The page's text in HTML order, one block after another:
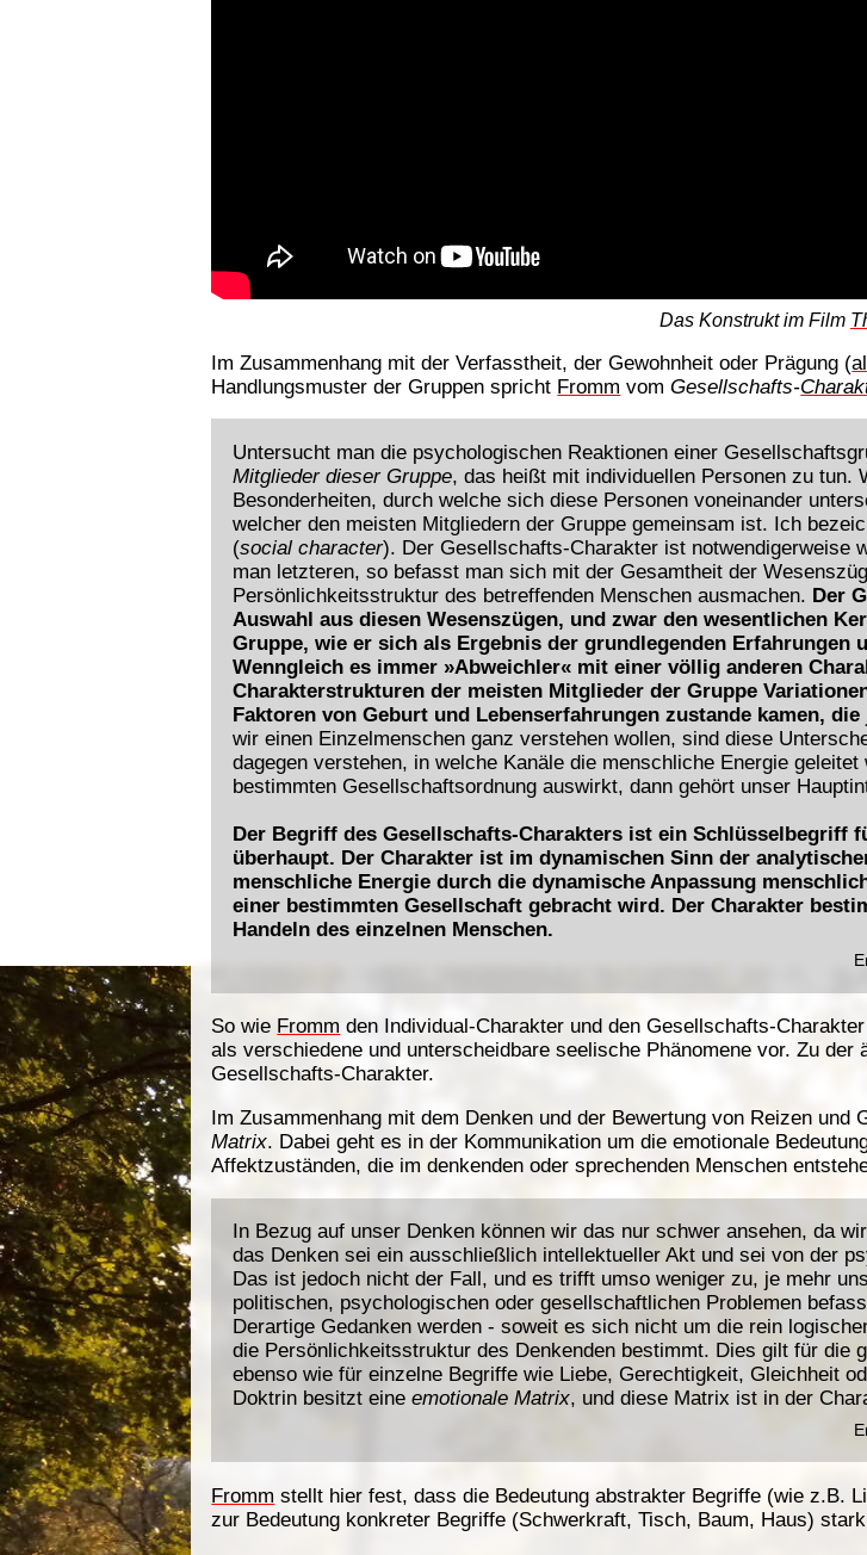
Das Konstrukt im Film
Im Zusammenhang mit der Verfasstheit, der Gewohnheit oder Prägung (
Handlungsmuster der Gruppen spricht Fromm vomGesellschafts-
Untersucht man die psychologischen Reaktionen einer
Mitglieder dieser Gruppe, das heißt mit individuellen Personen zu
Besonderheiten, durch welche sich diese Personen voneinander
welcher den meisten Mitgliedern der Gruppe gemeinsam ist. Ich
(social character). Der Gesellschafts-Charakter ist notwendigerweise
man letzteren, so befasst man sich mit der Gesamtheit der
Persönlichkeitsstruktur des betreffenden Menschen ausmachen. Der
Auswahl aus diesen Wesenszügen, und zwar den wesentlichen
Gruppe, wie er sich als Ergebnis der grundlegenden Erfahrungen
Wenngleich es immer »Abweichler« mit einer völlig anderen
Charakterstrukturen der meisten Mitglieder der Gruppe
Faktoren von Geburt und Lebenserfahrungen zustande kamen,
wir einen Einzelmenschen ganz verstehen wollen, sind diese
dagegen verstehen, in welche Kanäle die menschliche Energie
bestimmten Gesellschaftsordnung auswirkt, dann gehört unser
Der Begriff des Gesellschafts-Charakters ist ein Schlüsselbegriff
überhaupt. Der Charakter ist im dynamischen Sinn der
menschliche Energie durch die dynamische Anpassung
einer bestimmten Gesellschaft gebracht wird. Der Charakter
Handeln des einzelnen Menschen.
So wie Fromm den Individual-Charakter und den Gesellschafts-
als verschiedene und unterscheidbare seelische Phänomene vor. Zu
Gesellschafts-Charakter.
Im Zusammenhang mit dem Denken und der Bewertung von Reizen und
Matrix. Dabei geht es in der Kommunikation um die emotionale
Affektzuständen, die im denkenden oder sprechenden Menschen
In Bezug auf unser Denken können wir das nur schwer ansehen, da
das Denken sei ein ausschließlich intellektueller Akt und sei von der
Das ist jedoch nicht der Fall, und es trifft umso weniger zu, je mehr
politischen, psychologischen oder gesellschaftlichen Problemen
Derartige Gedanken werden - soweit es sich nicht um die rein
die Persönlichkeitsstruktur des Denkenden bestimmt. Dies gilt für die
ebenso wie für einzelne Begriffe wie Liebe, Gerechtigkeit, Gleichheit
Doktrin besitzt eine emotionale Matrix, und diese Matrix ist in der
Fromm stellt hier fest, dass die Bedeutung abstrakter Begriffe (wie z.B.
zur Bedeutung konkreter Begriffe (Schwerkraft, Tisch, Baum, Haus)